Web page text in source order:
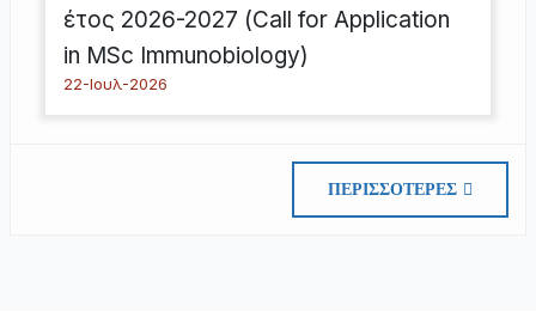
έτος 2026-2027 (Call for Application
in MSc Immunobiology)
22-Ιουλ-2026
ΠΕΡΙΣΣΌΤΕΡΕΣ